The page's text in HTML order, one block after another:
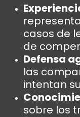
casos de
de
Defensa
las
intentan
sobre los